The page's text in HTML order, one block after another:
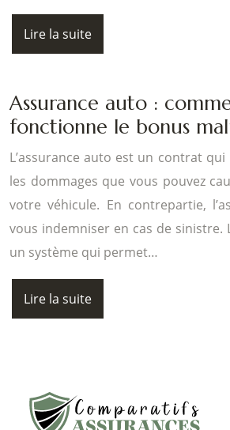
Lire la suite
Assurance auto :
fonctionne le bonus
L’assurance auto est un contrat
les dommages que vous pouvez
votre véhicule. En contrepartie,
vous indemniser en cas de sinistre.
un système qui permet…
Lire la suite